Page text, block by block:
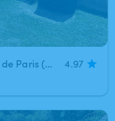
Belle piscine chauffée à 20 min de Paris (Montfermeil)
4.97